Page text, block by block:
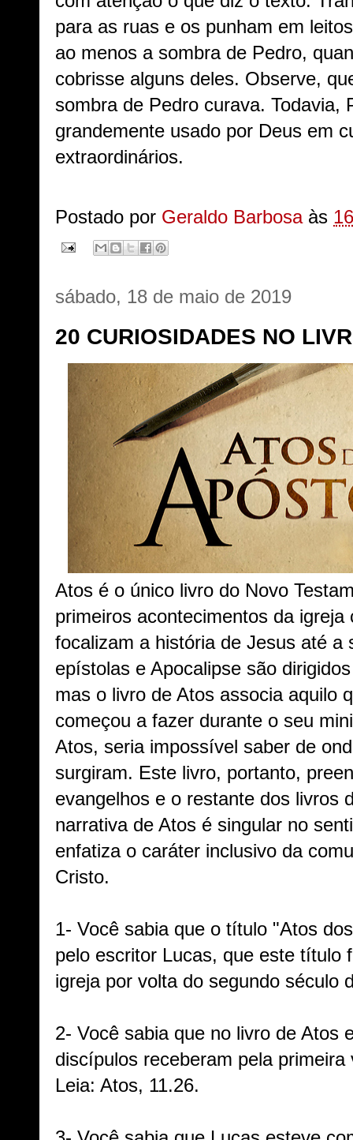
para as ruas e os punham em
ao menos a sombra de Pedro,
cobrisse alguns deles. Observe,
sombra de Pedro curava. Todavia,
grandemente usado por Deus em
extraordinários.
Postado por Geraldo Barbosa às
sábado, 18 de maio de 2019
20 CURIOSIDADES NO
Atos é o único livro do Novo
primeiros acontecimentos da
focalizam a história de Jesus até a
epístolas e Apocalipse são
mas o livro de Atos associa aquilo
começou a fazer durante o seu
Atos, seria impossível saber de
surgiram. Este livro, portanto,
evangelhos e o restante dos livros
narrativa de Atos é singular no
enfatiza o caráter inclusivo da
Cristo.
1- Você sabia que o título "Atos
pelo escritor Lucas, que este título
igreja por volta do segundo século
2- Você sabia que no livro de Atos
discípulos receberam pela
Leia: Atos, 11.26.